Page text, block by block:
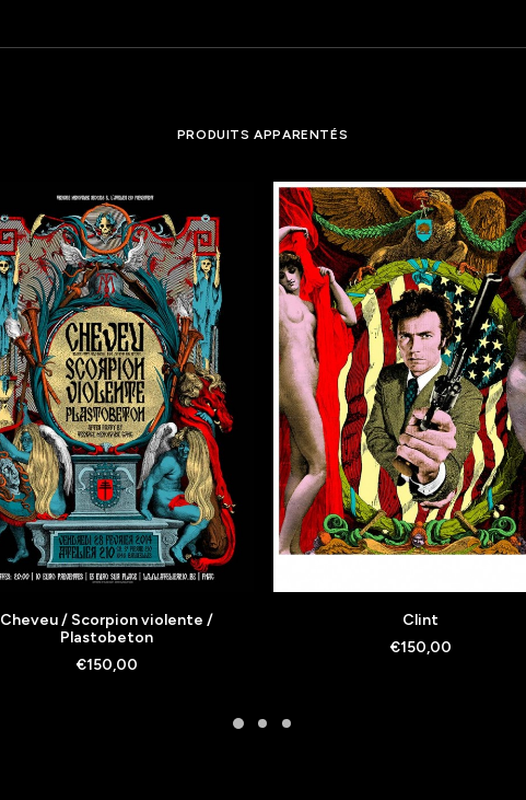
PRODUITS APPARENTÉS
AJOUTER AU PANIER
Cheveu / Scorpion violente /
Plastobeton
€150,00
AJOUTER AU PANIER
Clint
€150,00